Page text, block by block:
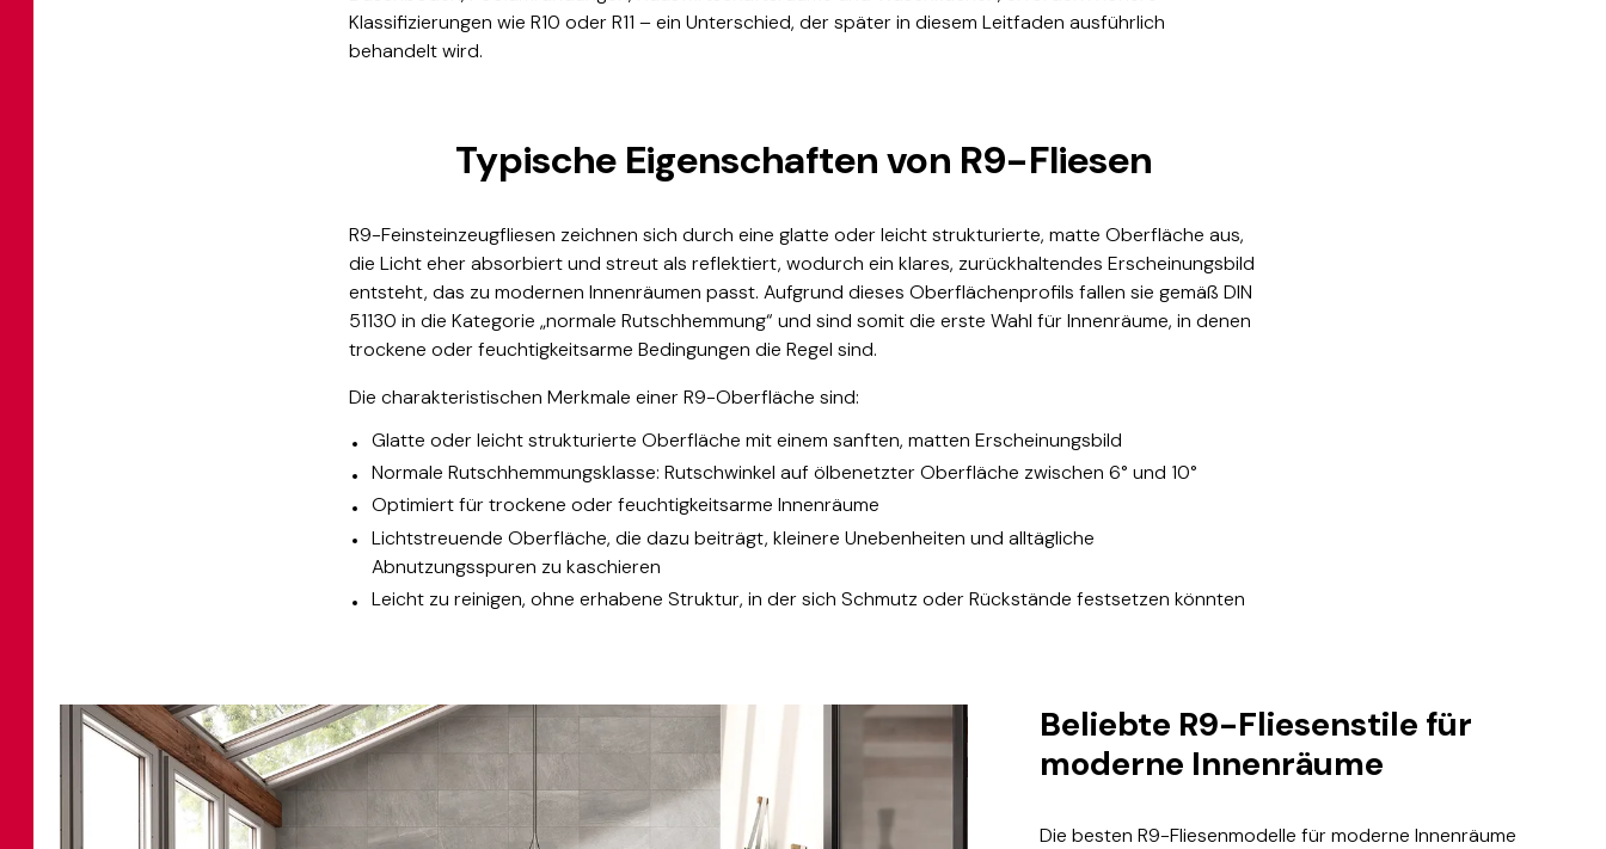
Klassifizierungen wie R10 oder R11 – ein Unterschied, der später in diesem Leitfaden ausführlich
behandelt wird.
Typische Eigenschaften von R9-Fliesen
R9-Feinsteinzeugfliesen zeichnen sich durch eine glatte oder leicht strukturierte, matte Oberfläche aus,
die Licht eher absorbiert und streut als reflektiert, wodurch ein klares, zurückhaltendes Erscheinungsbild
entsteht, das zu modernen Innenräumen passt. Aufgrund dieses Oberflächenprofils fallen sie gemäß DIN
51130 in die Kategorie „normale Rutschhemmung“ und sind somit die erste Wahl für Innenräume, in denen
trockene oder feuchtigkeitsarme Bedingungen die Regel sind.
Die charakteristischen Merkmale einer R9-Oberfläche sind:
Glatte oder leicht strukturierte Oberfläche mit einem sanften, matten Erscheinungsbild
Normale Rutschhemmungsklasse: Rutschwinkel auf ölbenetzter Oberfläche zwischen 6° und 10°
Optimiert für trockene oder feuchtigkeitsarme Innenräume
Lichtstreuende Oberfläche, die dazu beiträgt, kleinere Unebenheiten und alltägliche
Abnutzungsspuren zu kaschieren
Leicht zu reinigen, ohne erhabene Struktur, in der sich Schmutz oder Rückstände festsetzen könnten
Beliebte R9-Fliesenstile für
moderne Innenräume
Die besten R9-Fliesenmodelle für moderne Innenräume